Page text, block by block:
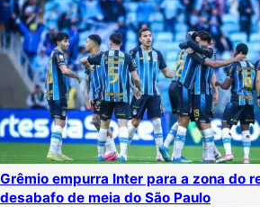
Grêmio empurra Inter para a zona do
desabafo de meia do São Paulo